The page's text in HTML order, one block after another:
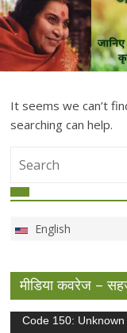
It seems we can’t
searching can help.
English
मीडिया कवरेज –
Video
Code 150: Unknown